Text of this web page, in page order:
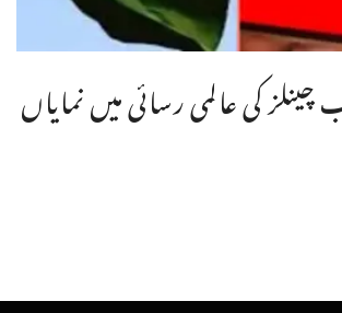
چینلز کی عالمی رسائی میں نمایاں